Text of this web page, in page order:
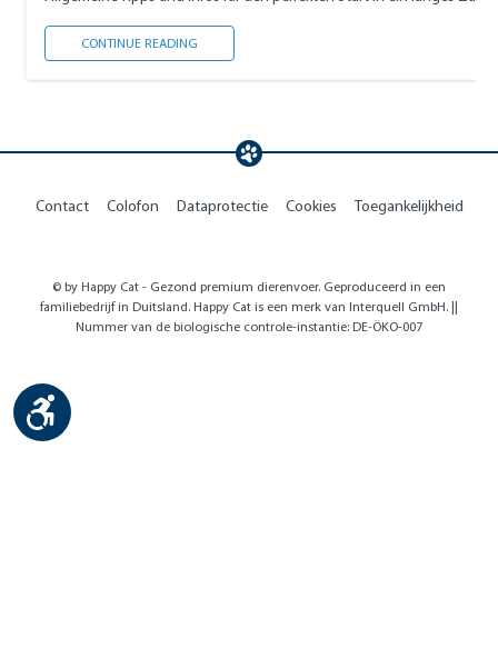
CONTINUE READING
Contact Colofon Dataprotectie Cookies Toegankelijkheid
© by Happy Cat - Gezond premium dierenvoer. Geproduceerd in een
familiebedrijf in Duitsland. Happy Cat is een merk van Interquell GmbH. ||
Nummer van de biologische controle-instantie: DE-ÖKO-007
Show toolbar